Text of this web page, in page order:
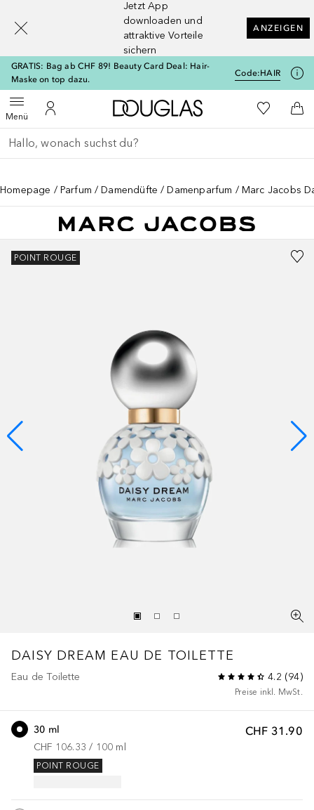
Jetzt App
downloaden und
attraktive Vorteile
sichern
ANZEIGEN
GRATIS: Bag ab CHF 89! Beauty Card Deal: Hair-
Maske on top dazu.
Code:HAIR
MenüMenü öffnenZu Meinem Kundenkonto
Zur Douglas Startseite
Zu Meiner
Gehe zurück
Suche ausführen
Homepage Parfum Damendüfte Damenparfum Marc Jacobs
POINT ROUGE
DAISY DREAM EAU DE TOILETTE
Eau de Toilette 4.2 (94)
Preise inkl. MwSt.
CHF 31.90
30 ml
CHF 106.33 / 100 ml
POINT ROUGE
[navigation.slideout.screenreader]